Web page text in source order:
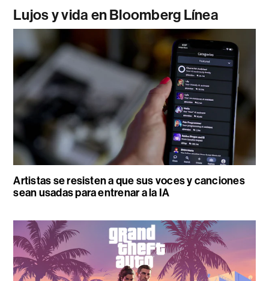
Lujos y vida en Bloomberg Línea
Artistas se resisten a que sus voces y canciones
sean usadas para entrenar a la IA